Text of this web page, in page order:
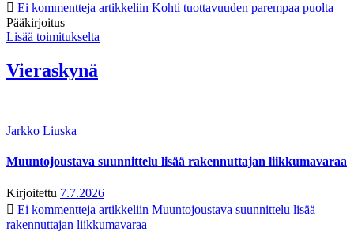
Ei kommentteja artikkeliin Kohti tuottavuuden parempaa puolta
Pääkirjoitus
Lisää toimitukselta
Vieraskynä
Jarkko Liuska
Muuntojoustava suunnittelu lisää rakennuttajan liikkumavaraa
Kirjoitettu 7.7.2026
Ei kommentteja artikkeliin Muuntojoustava suunnittelu lisää
rakennuttajan liikkumavaraa